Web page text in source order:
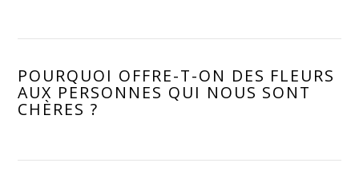
VIEW POST
POURQUOI OFFRE-T-ON DES FLEURS
AUX PERSONNES QUI NOUS SONT
CHÈRES ?